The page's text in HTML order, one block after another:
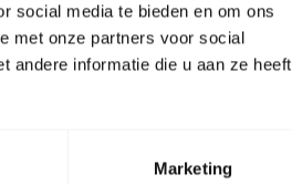
social media te bieden en om ons
met onze partners voor social
andere informatie die u aan ze heeft
Marketing